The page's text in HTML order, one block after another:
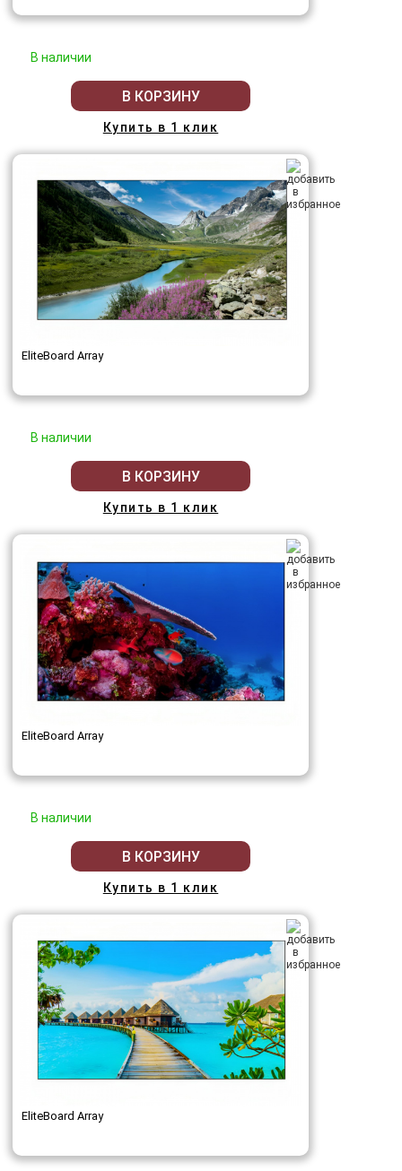
В наличии
В КОРЗИНУ
Купить в 1 клик
EliteBoard Array
В наличии
В КОРЗИНУ
Купить в 1 клик
EliteBoard Array
В наличии
В КОРЗИНУ
Купить в 1 клик
EliteBoard Array